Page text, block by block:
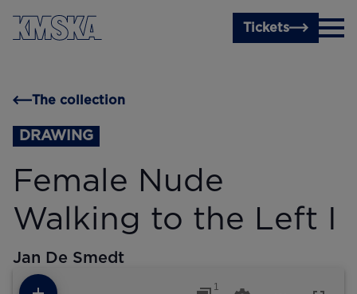
Skip to main content
Tickets
The collection
DRAWING
Female Nude
Walking to the Left I
Jan De Smedt
1